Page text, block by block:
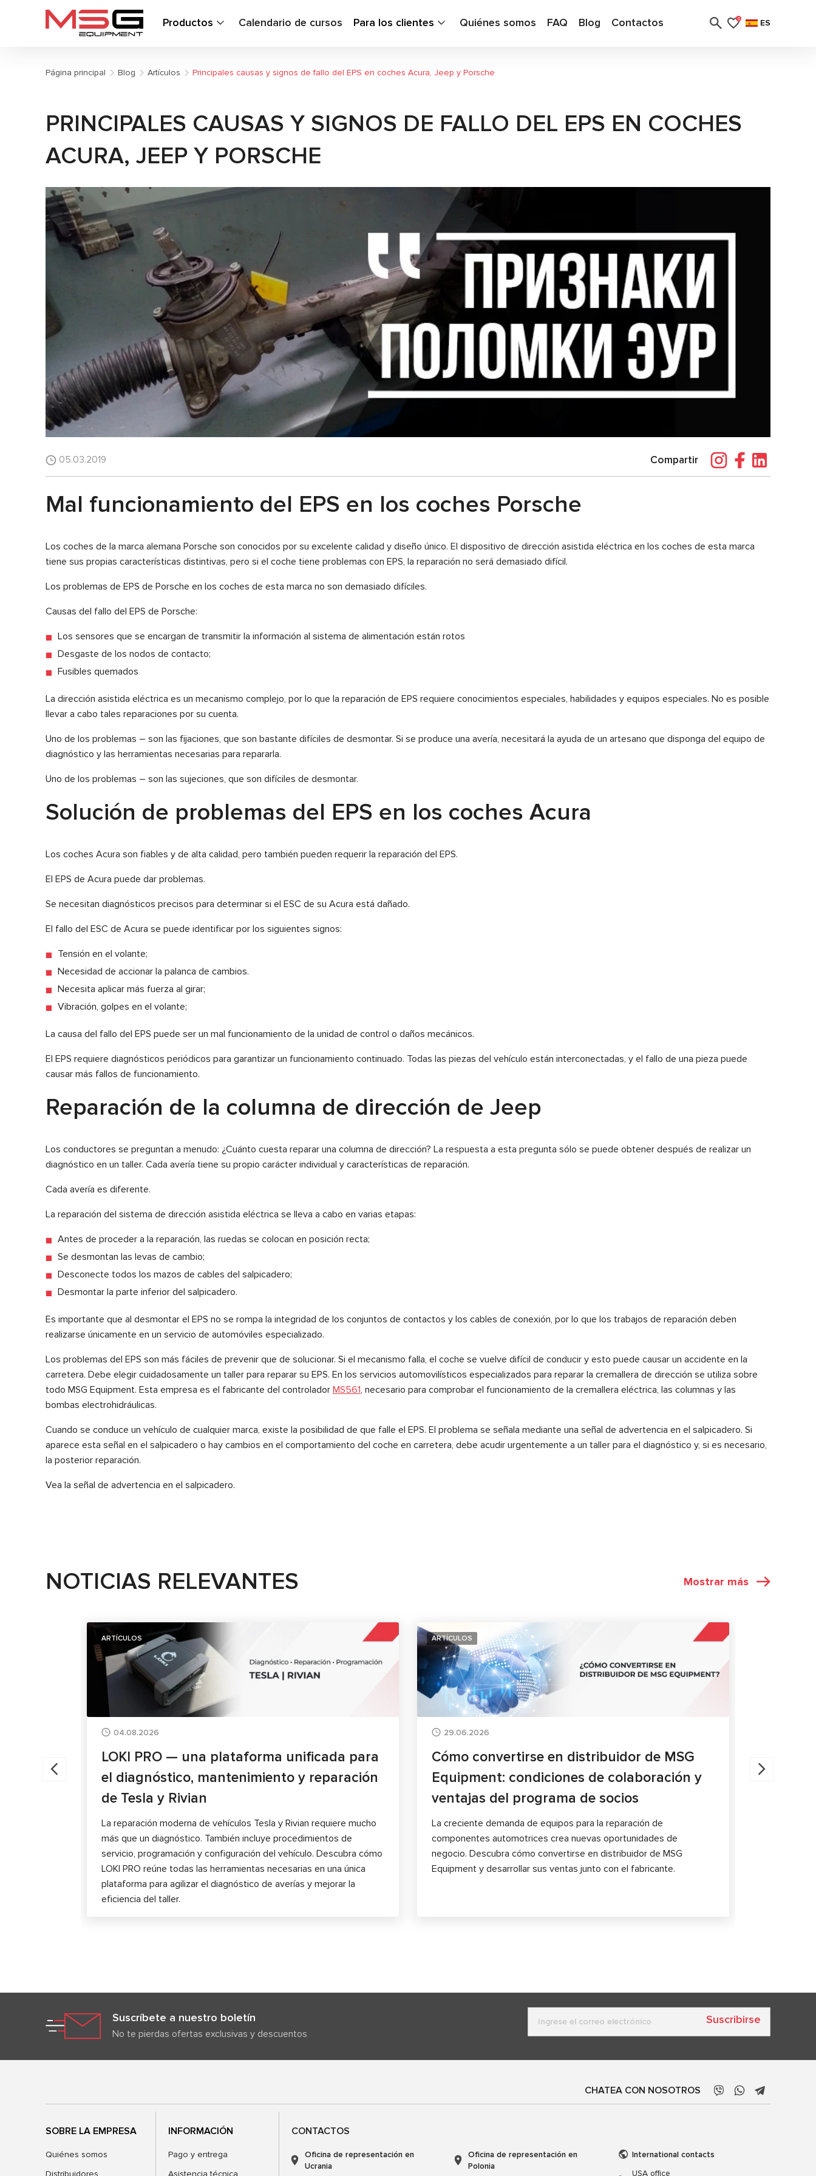
Productos Calendario de cursos Para los clientes Quiénes somos FAQ Blog Contactos 0 ES
Página principal Blog Artículos Principales causas y signos de fallo del EPS en coches Acura, Jeep y Porsche
PRINCIPALES CAUSAS Y SIGNOS DE FALLO DEL EPS EN COCHES
ACURA, JEEP Y PORSCHE
05.03.2019 Compartir
Mal funcionamiento del EPS en los coches Porsche
Los coches de la marca alemana Porsche son conocidos por su excelente calidad y diseño único. El dispositivo de dirección asistida eléctrica en los coches de esta marca
tiene sus propias características distintivas, pero si el coche tiene problemas con EPS, la reparación no será demasiado difícil.
Los problemas de EPS de Porsche en los coches de esta marca no son demasiado difíciles.
Causas del fallo del EPS de Porsche:
Los sensores que se encargan de transmitir la información al sistema de alimentación están rotos
Desgaste de los nodos de contacto;
Fusibles quemados
La dirección asistida eléctrica es un mecanismo complejo, por lo que la reparación de EPS requiere conocimientos especiales, habilidades y equipos especiales. No es posible
llevar a cabo tales reparaciones por su cuenta.
Uno de los problemas – son las fijaciones, que son bastante difíciles de desmontar. Si se produce una avería, necesitará la ayuda de un artesano que disponga del equipo de
diagnóstico y las herramientas necesarias para repararla.
Uno de los problemas – son las sujeciones, que son difíciles de desmontar.
Solución de problemas del EPS en los coches Acura
Los coches Acura son fiables y de alta calidad, pero también pueden requerir la reparación del EPS.
El EPS de Acura puede dar problemas.
Se necesitan diagnósticos precisos para determinar si el ESC de su Acura está dañado.
El fallo del ESC de Acura se puede identificar por los siguientes signos:
Tensión en el volante;
Necesidad de accionar la palanca de cambios.
Necesita aplicar más fuerza al girar;
Vibración, golpes en el volante;
La causa del fallo del EPS puede ser un mal funcionamiento de la unidad de control o daños mecánicos.
El EPS requiere diagnósticos periódicos para garantizar un funcionamiento continuado. Todas las piezas del vehículo están interconectadas, y el fallo de una pieza puede
causar más fallos de funcionamiento.
Reparación de la columna de dirección de Jeep
Los conductores se preguntan a menudo: ¿Cuánto cuesta reparar una columna de dirección? La respuesta a esta pregunta sólo se puede obtener después de realizar un
diagnóstico en un taller. Cada avería tiene su propio carácter individual y características de reparación.
Cada avería es diferente.
La reparación del sistema de dirección asistida eléctrica se lleva a cabo en varias etapas:
Antes de proceder a la reparación, las ruedas se colocan en posición recta;
Se desmontan las levas de cambio;
Desconecte todos los mazos de cables del salpicadero;
Desmontar la parte inferior del salpicadero.
Es importante que al desmontar el EPS no se rompa la integridad de los conjuntos de contactos y los cables de conexión, por lo que los trabajos de reparación deben
realizarse únicamente en un servicio de automóviles especializado.
Los problemas del EPS son más fáciles de prevenir que de solucionar. Si el mecanismo falla, el coche se vuelve difícil de conducir y esto puede causar un accidente en la
carretera. Debe elegir cuidadosamente un taller para reparar su EPS. En los servicios automovilísticos especializados para reparar la cremallera de dirección se utiliza sobre
todo MSG Equipment. Esta empresa es el fabricante del controlador MS561, necesario para comprobar el funcionamiento de la cremallera eléctrica, las columnas y las
bombas electrohidráulicas.
Cuando se conduce un vehículo de cualquier marca, existe la posibilidad de que falle el EPS. El problema se señala mediante una señal de advertencia en el salpicadero. Si
aparece esta señal en el salpicadero o hay cambios en el comportamiento del coche en carretera, debe acudir urgentemente a un taller para el diagnóstico y, si es necesario,
la posterior reparación.
Vea la señal de advertencia en el salpicadero.
NOTICIAS RELEVANTES Mostrar más
ARTÍCULOS
04.08.2026
LOKI PRO — una plataforma unificada para
el diagnóstico, mantenimiento y reparación
de Tesla y Rivian
La reparación moderna de vehículos Tesla y Rivian requiere mucho
más que un diagnóstico. También incluye procedimientos de
servicio, programación y configuración del vehículo. Descubra cómo
LOKI PRO reúne todas las herramientas necesarias en una única
plataforma para agilizar el diagnóstico de averías y mejorar la
eficiencia del taller.
ARTÍCULOS
29.06.2026
Cómo convertirse en distribuidor de MSG
Equipment: condiciones de colaboración y
ventajas del programa de socios
La creciente demanda de equipos para la reparación de
componentes automotrices crea nuevas oportunidades de
negocio. Descubra cómo convertirse en distribuidor de MSG
Equipment y desarrollar sus ventas junto con el fabricante.
Suscríbete a nuestro boletín
No te pierdas ofertas exclusivas y descuentos
Suscribirse
CHATEA CON NOSOTROS
SOBRE LA EMPRESA
Quiénes somos
Distribuidores
INFORMACIÓN
Pago y entrega
Asistencia técnica
CONTACTOS
Oficina de representación en
Ucrania
Oficina de representación en
Polonia
International contacts
USA office